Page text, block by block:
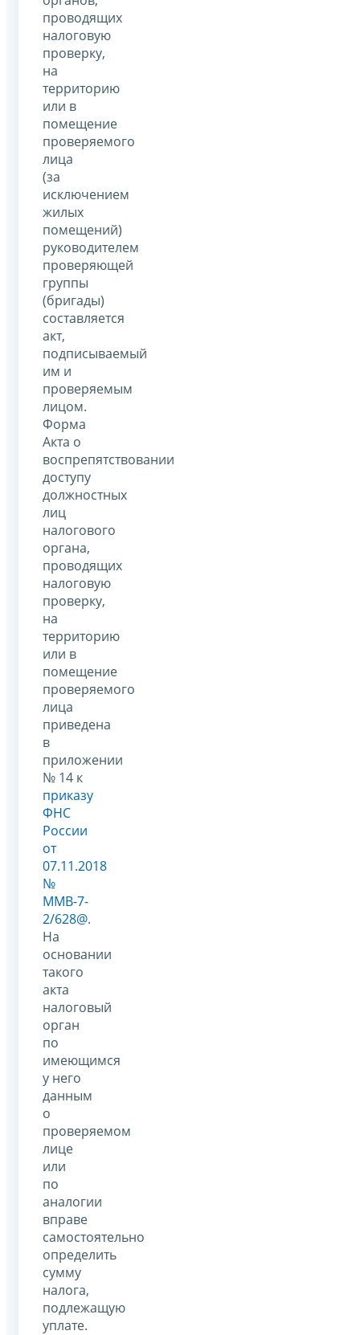
проводящих
налоговую
проверку,
на
территорию
или в
помещение
проверяемого
лица
(за
исключением
жилых
помещений)
руководителем
проверяющей
группы
(бригады)
составляется
акт,
подписываемый
им и
проверяемым
лицом.
Форма
Акта о
воспрепятствовании
доступу
должностных
лиц
налогового
органа,
проводящих
налоговую
проверку,
на
территорию
или в
помещение
проверяемого
лица
приведена
в
приложении
№ 14 к
приказу
ФНС
России
от
07.11.2018
№
ММВ-7-
2/628@.
На
основании
такого
акта
налоговый
орган
по
имеющимся
у него
данным
о
проверяемом
лице
или
по
аналогии
вправе
самостоятельно
определить
сумму
налога,
подлежащую
уплате.